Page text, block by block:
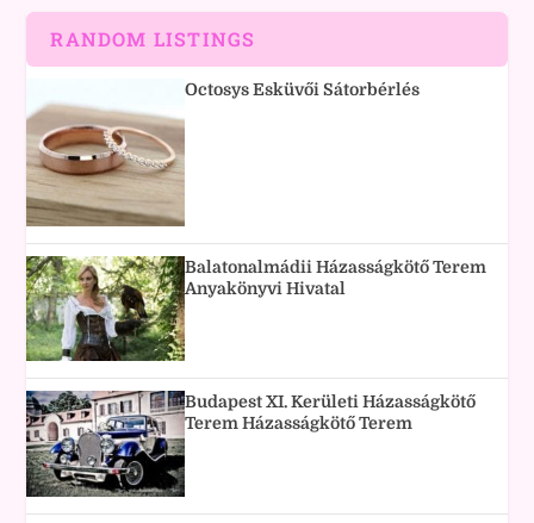
RANDOM LISTINGS
Octosys Esküvői Sátorbérlés
Balatonalmádii Házasságkötő Terem
Anyakönyvi Hivatal
Budapest XI. Kerületi Házasságkötő
Terem Házasságkötő Terem